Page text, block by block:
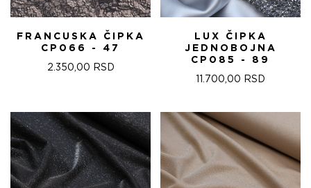
FRANCUSKA ČIPKA
CP066 - 47
2.350,00 RSD
LUX ČIPKA
JEDNOBOJNA
CP085 - 89
11.700,00 RSD